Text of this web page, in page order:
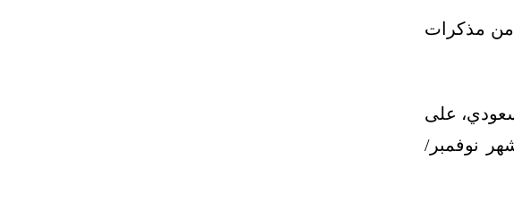
تشرين الأول (2022) توقيع عدد من مذكرات
على
نوفمبر/